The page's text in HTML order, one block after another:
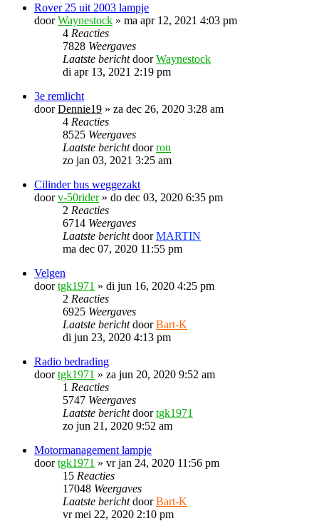
Rover 25 uit 2003 lampje
doorWaynestock » ma apr 12, 2021 4:03 pm
4 Reacties
7828 Weergaves
Laatste berichtdoorWaynestock
di apr 13, 2021 2:19 pm
3e remlicht
doorDennie19 » za dec 26, 2020 3:28 am
4 Reacties
8525 Weergaves
Laatste berichtdoorron
zo jan 03, 2021 3:25 am
Cilinder bus weggezakt
doorv-50rider» do dec 03, 2020 6:35 pm
2 Reacties
6714 Weergaves
Laatste berichtdoorMARTIN
ma dec 07, 2020 11:55 pm
Velgen
doortgk1971 » di jun 16, 2020 4:25 pm
2 Reacties
6925 Weergaves
Laatste berichtdoorBart-K
di jun 23, 2020 4:13 pm
Radio bedrading
doortgk1971 » za jun 20, 2020 9:52 am
1 Reacties
5747 Weergaves
Laatste berichtdoortgk1971
zo jun 21, 2020 9:52 am
Motormanagement lampje
doortgk1971 » vr jan 24, 2020 11:56 pm
15 Reacties
17048 Weergaves
Laatste berichtdoorBart-K
vr mei 22, 2020 2:10 pm